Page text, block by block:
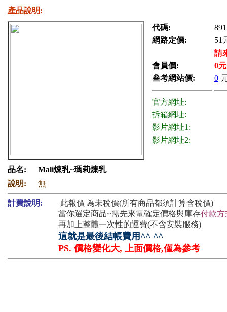
產品說明:
代碼:
網路定價:
51
請
會員價:
0
叁考網站價:
0
官方網址:
拆箱網址:
影片網址1:
影片網址2:
品名:
Mali煉乳~瑪莉煉乳
說明:
無
計費說明:
此報價 為未稅價(所有商品都須計算含稅價)
當你選定商品~需先來電確定價格與庫存付款方
再加上整體一次性的運費(不含安裝服務)
這就是最後結帳費用^^ ^^
PS. 價格變化大, 上面價格,僅為參考